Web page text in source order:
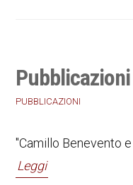
PUBBLICAZIONI
"Camillo Benevento e
Leggi